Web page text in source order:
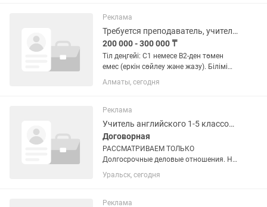
Hollyhop Имеется лицензионная...
Реклама
Требуется преподаватель, учитель английского языка
200 000 - 300 000 ₸
Тіл деңгейі: C1 немесе B2-ден төмен
емес (еркін сөйлеу және жазу). Білімі
мен Сертификаттар: Жоғары
педагогикалық/лингвистикалық білім. -
сертификаттарының...
Алматы, сегодня
Реклама
Учитель английского 1-5 классов, 6-11 классов
Договорная
РАССМАТРИВАЕМ ТОЛЬКО
Долгосрочные деловые отношения. На
момент подачи Вы должны УМЕТЬ
учить детей и подростков. ( ЕСЛИ вы не
опыта; если вы планируете...
Уральск, сегодня
Реклама